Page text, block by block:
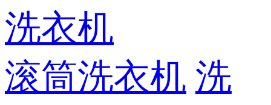
洗衣机
滚筒洗衣机 洗